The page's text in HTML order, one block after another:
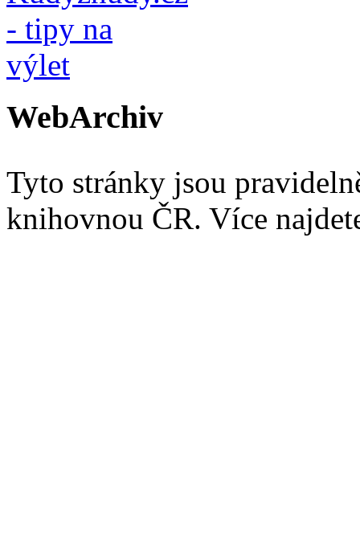
WebArchiv
Tyto stránky jsou
knihovnou ČR. Více